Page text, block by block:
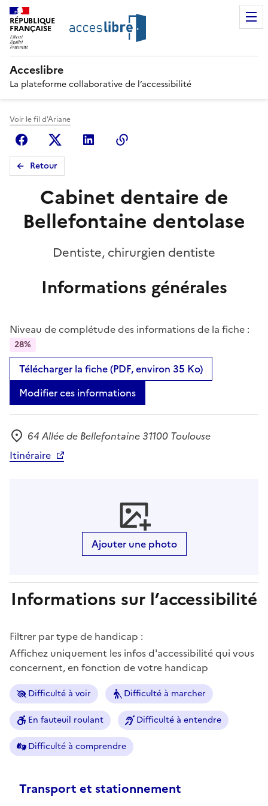
RÉPUBLIQUE
FRANÇAISE
Acceslibre
La plateforme collaborative de l’accessibilité
Voir le fil d'Ariane
FacebookX (anciennement Twitter)
Linkedin
Retour
Cabinet dentaire de
Bellefontaine dentolase
Dentiste, chirurgien dentiste
Informations générales
Niveau de complétude des informations de la fiche :
28%
Télécharger la fiche (PDF, environ 35 Ko)
Modifier ces informations
Adresse
64 Allée de Bellefontaine 31100 Toulouse
Itinéraire
Ajouter une photo
Informations sur l’accessibilité
Filtrer par type de handicap :
Affichez uniquement les infos d'accessibilité qui vous
concernent, en fonction de votre handicap
Difficulté à voir Difficulté à marcher
En fauteuil roulant Difficulté à entendre
Difficulté à comprendre
Transport et stationnement